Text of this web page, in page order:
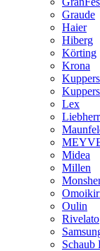
Graude
Haier
Hiberg
Körting
Krona
Lex
Liebherr
Midea
Millen
Oulin
Rivelato
Schaub